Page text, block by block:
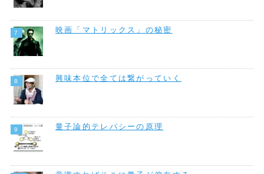
映画「マトリックス」の秘密
興味本位で全ては繋がっていく
量子論的テレパシーの原理